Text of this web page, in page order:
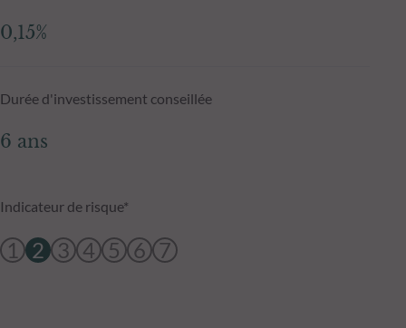
0,15%
Durée d'investissement conseillée
6 ans
Indicateur de risque*
1 2 3 4 5 6 7